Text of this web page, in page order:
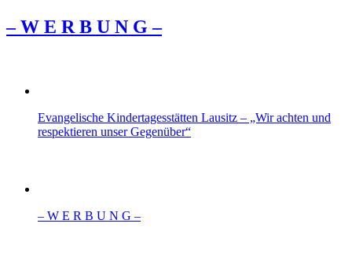
– W Ε R Β U Ν G –
Evangelische Kindertagesstätten Lausitz – „Wir achten und
respektieren unser Gegenüber“
– W Ε R Β U Ν G –